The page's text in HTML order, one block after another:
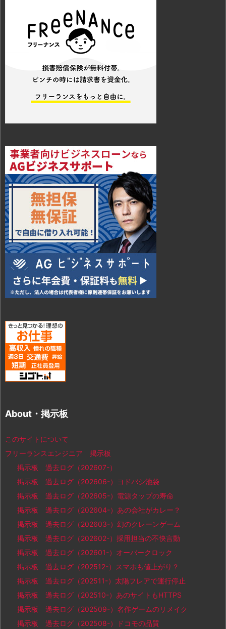
About・掲示板
このサイトについて
フリーランスエンジニア 掲示板
掲示板 過去ログ（202607-）
掲示板 過去ログ（202606-）ヨドバシ池袋
掲示板 過去ログ（202605-）電源タップの寿命
掲示板 過去ログ（202604-）あの会社がカレー？
掲示板 過去ログ（202603-）幻のクレーンゲーム
掲示板 過去ログ（202602-）採用担当の不快言動
掲示板 過去ログ（202601-）オーバークロック
掲示板 過去ログ（202512-）スマホも値上がり？
掲示板 過去ログ（202511-）太陽フレアで運行停止
掲示板 過去ログ（202510-）あのサイトもHTTPS
掲示板 過去ログ（202509-）名作ゲームのリメイク
掲示板 過去ログ（202508-）ドコモの品質